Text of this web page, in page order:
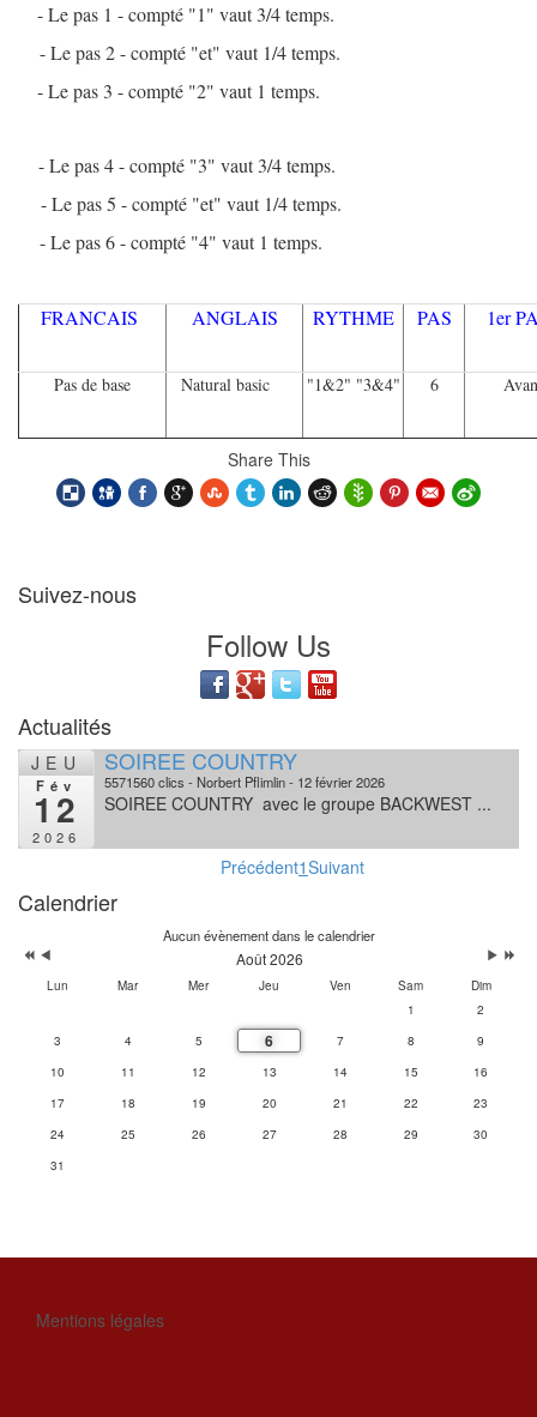
- Le pas 1 - compté "1" vaut 3/4 temps.
- Le pas 2 - compté "et" vaut 1/4 temps.
- Le pas 3 - compté "2" vaut 1 temps.
- Le pas 4 - compté "3" vaut 3/4 temps.
- Le pas 5 - compté "et" vaut 1/4 temps.
- Le pas 6 - compté "4" vaut 1 temps.
FRANCAIS ANGLAIS RYTHME PAS 1er
Pas de base Natural basic "1&2" "3&4" 6
Share This
Suivez-nous
Follow Us
Actualités
JEU
Fév
12
2026
SOIREE COUNTRY
5571560 clics Norbert Pflimlin 12 février 2026
SOIREE COUNTRY avec le groupe BACKWEST ...
Précédent1Suivant
Calendrier
Aucun évènement dans le calendrier
Août 2026
Lun Mar Mer Jeu Ven Sam
Dim
1
2
3
4 5 6 7 8
9
10
11 12 13 14 15
16
17
18 19 20 21 22
23
24
25 26 27 28 29
30
31
Mentions légales